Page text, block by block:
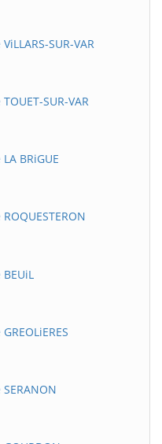
SUR-VAR
SUR-VAR
BRiGUE